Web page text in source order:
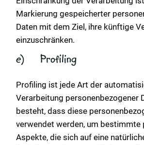
Markierung gespeicherter
Daten mit dem Ziel, ihre künftige
einzuschränken.
e) Profiling
Profiling ist jede Art der
Verarbeitung personenbezogener
besteht, dass diese
verwendet werden, um bestimmte
Aspekte, die sich auf eine